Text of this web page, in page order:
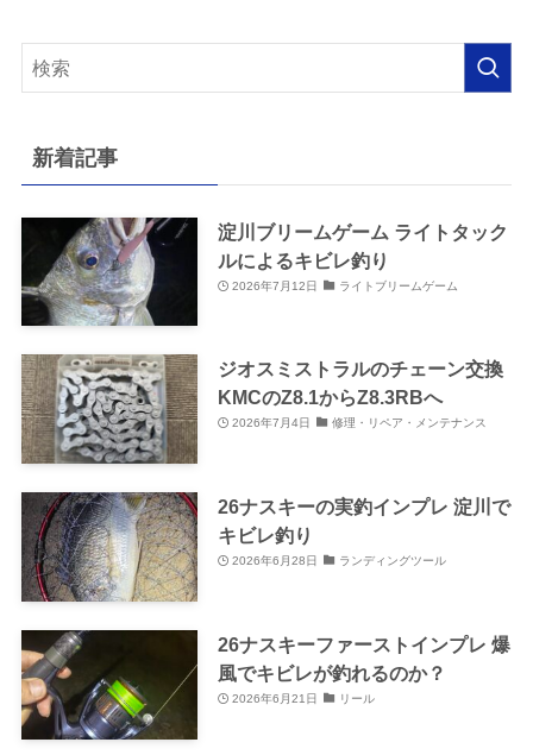
新着記事
淀川ブリームゲーム ライトタック
ルによるキビレ釣り
2026年7月12日 ライトブリームゲーム
ジオスミストラルのチェーン交換
KMCのZ8.1からZ8.3RBへ
2026年7月4日 修理・リペア・メンテナンス
26ナスキーの実釣インプレ 淀川で
キビレ釣り
2026年6月28日 ランディングツール
26ナスキーファーストインプレ 爆
風でキビレが釣れるのか？
2026年6月21日 リール